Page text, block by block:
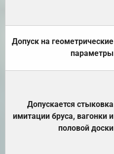
Допуск на геометрические
параметры
Допускается стыковка
имитации бруса, вагонки и
половой доски